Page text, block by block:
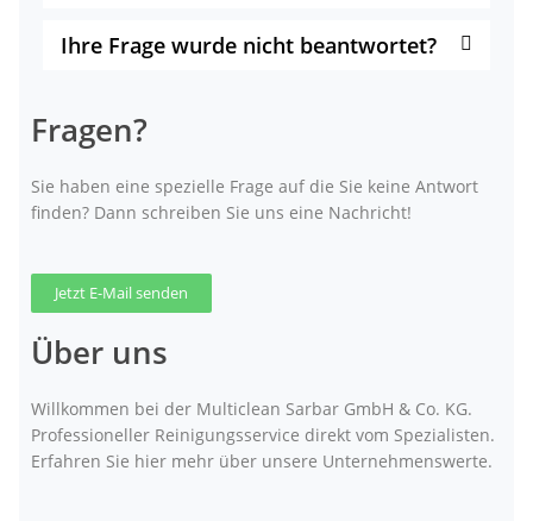
Ihre Frage wurde nicht beantwortet?
Fragen?
Sie haben eine spezielle Frage auf die Sie keine Antwort
finden? Dann schreiben Sie uns eine Nachricht!
Jetzt E-Mail senden
Über uns
Willkommen bei der Multiclean Sarbar GmbH & Co. KG.
Professioneller Reinigungsservice direkt vom Spezialisten.
Erfahren Sie hier mehr über unsere Unternehmenswerte.